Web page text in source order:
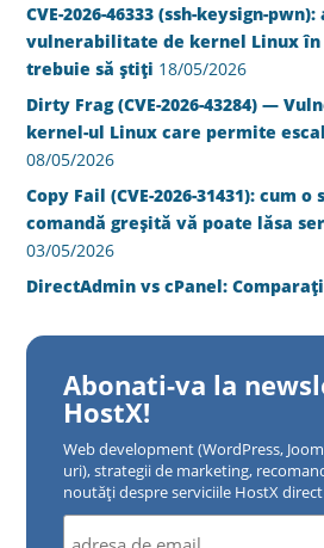
CVE-2026-46333 (ssh-keysign-
vulnerabilitate de kernel Linux în
trebuie să știți 18/05/2026
Dirty Frag (CVE-2026-43284) —
kernel-ul Linux care permite
08/05/2026
Copy Fail (CVE-2026-31431): cum
comandă greșită vă poate lăsa
03/05/2026
DirectAdmin vs cPanel:
Abonati-va la
HostX!
Web development (WordPress,
uri), strategii de marketing,
noutăți despre serviciile HostX